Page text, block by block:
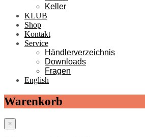
Keller
KLUB
Shop
Kontakt
Service
Händlerverzeichnis
Downloads
Fragen
English
Warenkorb
×